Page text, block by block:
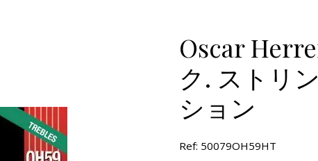
Oscar
ク. ストリ
ション
Ref: 50079OH59HT